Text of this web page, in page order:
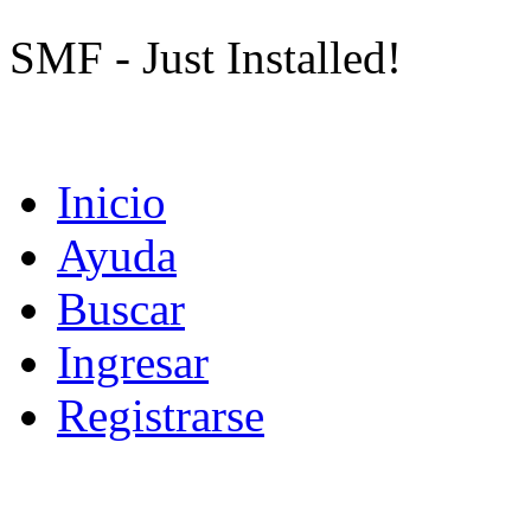
SMF - Just Installed!
Inicio
Ayuda
Buscar
Ingresar
Registrarse